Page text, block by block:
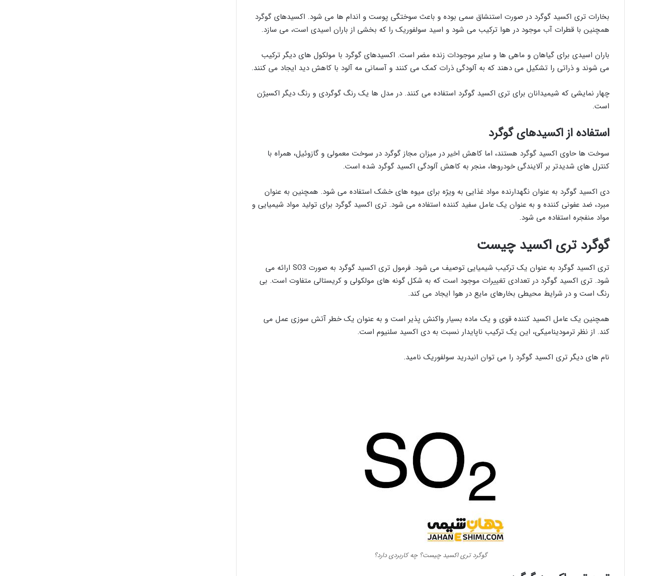
بخارات تری اکسید گوگرد در صورت استنشاق سمی بوده و باعث سوختگی پوست و اندام ها می شود. اکسیدهای گوگرد
همچنین با قطرات آب موجود در هوا ترکیب می شود و اسید سولفوریک را که بخشی از باران اسیدی است، می سازد.
باران اسیدی برای گیاهان و ماهی ها و سایر موجودات زنده مضر است. اکسیدهای گوگرد با مولکول های دیگر ترکیب
می شوند و ذراتی را تشکیل می دهند که به آلودگی ذرات کمک می کنند و آسمانی مه آلود با کاهش دید ایجاد می کنند.
چهار نمایشی که شیمیدانان برای تری اکسید گوگرد استفاده می کنند. در مدل ها یک رنگ گوگردی و رنگ دیگر اکسیژن
است.
استفاده از اکسیدهای گوگرد
سوخت ها حاوی اکسید گوگرد هستند، اما کاهش اخیر در میزان مجاز گوگرد در سوخت معمولی و گازوئیل، همراه با
کنترل های شدیدتر بر آلایندگی خودروها، منجر به کاهش آلودگی اکسید گوگرد شده است.
دی اکسید گوگرد به عنوان نگهدارنده مواد غذایی به ویژه برای میوه های خشک استفاده می شود. همچنین به عنوان
مبرد، ضد عفونی کننده و به عنوان یک عامل سفید کننده استفاده می شود. تری اکسید گوگرد برای تولید مواد شیمیایی و
مواد منفجره استفاده می شود.
گوگرد تری اکسید چیست
تری اکسید گوگرد به عنوان یک ترکیب شیمیایی توصیف می شود. فرمول تری اکسید گوگرد به صورت SO3 ارائه می
شود. تری اکسید گوگرد در تعدادی تغییرات موجود است که به شکل گونه های مولکولی و کریستالی متفاوت است. بی
رنگ است و در شرایط محیطی بخارهای مایع در هوا ایجاد می کند.
همچنین یک عامل اکسید کننده قوی و یک ماده بسیار واکنش پذیر است و به عنوان یک خطر آتش سوزی عمل می
کند. از نظر ترمودینامیکی، این یک ترکیب ناپایدار نسبت به دی اکسید سلنیوم است.
نام های دیگر تری اکسید گوگرد را می توان انیدرید سولفوریک نامید.
گوگرد تری اکسید چیست؟ چه کاربردی دارد؟